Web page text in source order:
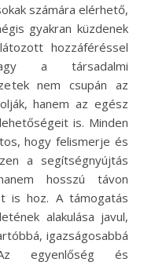
számára elérhető,
gyakran küzdenek
hozzáféréssel
a társadalmi
nem csupán az
hanem az egész
is. Minden
hogy felismerje és
a segítségnyújtás
hosszú távon
is hoz. A támogatás
alakulása javul,
igazságosabbá
egyenlőség és